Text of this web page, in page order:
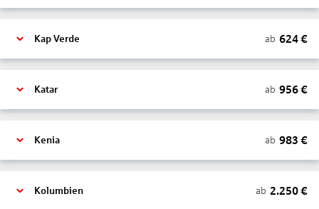
Kap Verde ab 624€
Katar ab 956€
Kenia ab 983 €
Kolumbien ab 2.250€